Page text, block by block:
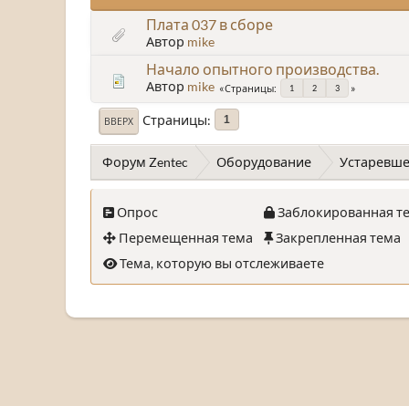
Плата 037 в сборе
Автор mike
Начало опытного производства.
Автор mike Страницы 1 2 3
ВВЕРХ Страницы 1
Форум Zentec Оборудование
Опрос
Перемещенная тема
Заблокированная
Закрепленная тема
Тема, которую вы отслеживаете